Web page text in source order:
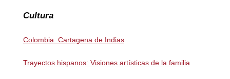
Cultura
Colombia: Cartagena de Indias
Trayectos hispanos: Visiones artísticas de la familia